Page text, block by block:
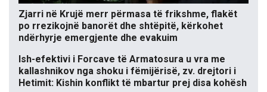
Zjarri në Krujë merr përmasa të frikshme, flakët
po rrezikojnë banorët dhe shtëpitë, kërkohet
ndërhyrje emergjente dhe evakuim
Ish-efektivi i Forcave të Armatosura u vra me
kallashnikov nga shoku i fëmijërisë, zv. drejtori i
Hetimit: Kishin konflikt të mbartur prej disa kohësh